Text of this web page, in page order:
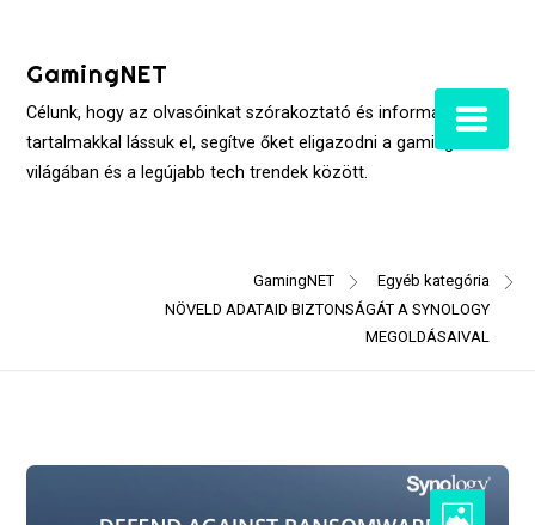
contentGamingNET
Célunk, hogy az olvasóinkat szórakoztató és informatív
tartalmakkal lássuk el, segítve őket eligazodni a gaming
világában és a legújabb tech trendek között.
GamingNET
Egyéb kategória
NÖVELD ADATAID BIZTONSÁGÁT A SYNOLOGY
MEGOLDÁSAIVAL